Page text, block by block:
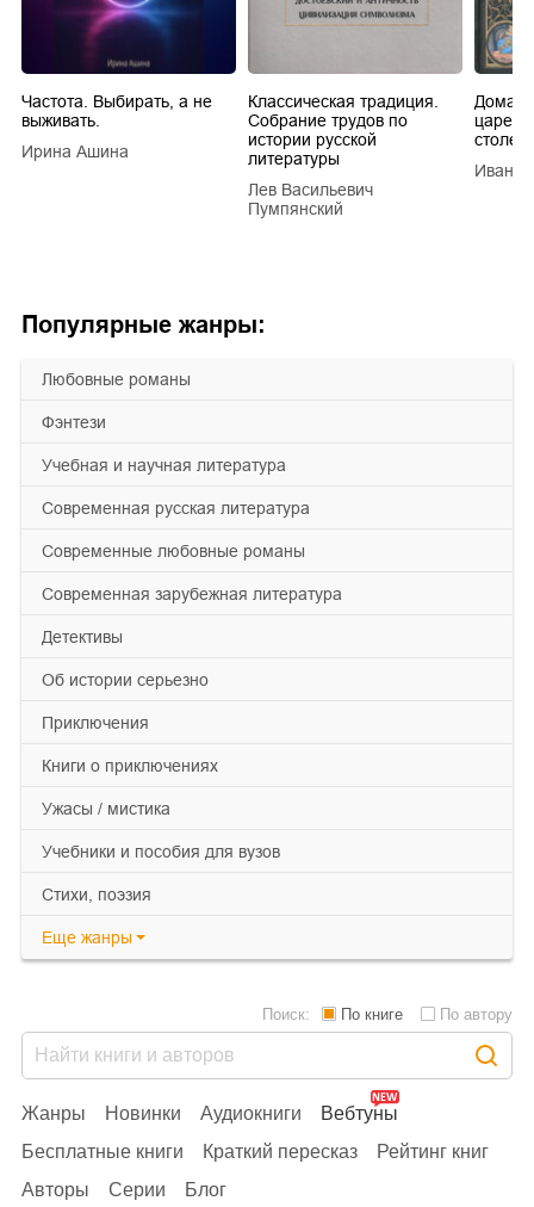
Популярные жанры:
любовные романы
фэнтези
учебная и научная литература
современная русская литература
современные любовные романы
современная зарубежная литература
детективы
об истории серьезно
приключения
книги о приключениях
ужасы / мистика
учебники и пособия для вузов
cтихи, поэзия
Еще жанры
Частота. Выбирать, а не
выживать.
Ирина Ашина
Классическая традиция.
Собрание трудов по
истории русской
литературы
Лев Васильевич
Пумпянский
царей
Иван
Жанры Новинки Аудиокниги
Вебтуны
Бесплатные книги
Краткий пересказ
Рейтинг книг
Авторы
Серии Блог
Поиск: По книге По автору